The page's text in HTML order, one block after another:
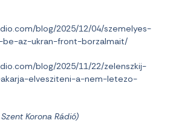
blog/2025/12/04/szemelyes-
az-ukran-front-borzalmait/
blog/2025/11/22/zelenszkij-
elvesziteni-a-nem-letezo-
Korona Rádió)